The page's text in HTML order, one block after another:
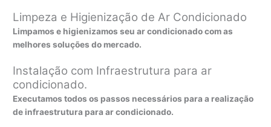
Limpeza e Higienização de Ar Condicionado
Limpamos e higienizamos seu ar condicionado com as
melhores soluções do mercado.
Instalação com Infraestrutura para ar
condicionado.
Executamos todos os passos necessários para a realização
de infraestrutura para ar condicionado.